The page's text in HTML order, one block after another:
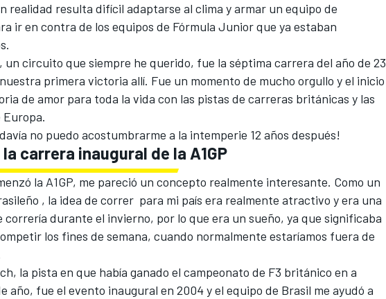
realidad resulta difícil adaptarse al clima y armar un equipo de
ir en contra de los equipos de Fórmula Junior que ya estaban
un circuito que siempre he querido, fue la séptima carrera del año de 23
primera victoria allí. Fue un momento de mucho orgullo y el inicio
de amor para toda la vida con las pistas de carreras británicas y las
no puedo acostumbrarme a la intemperie 12 años después!
la carrera inaugural de la A1GP
la A1GP, me pareció un concepto realmente interesante. Como un
, la idea de correr para mi país era realmente atractivo y era una
correría durante el invierno, por lo que era un sueño, ya que significaba
los fines de semana, cuando normalmente estaríamos fuera de
la pista en que había ganado el campeonato de F3 británico en a
año, fue el evento inaugural en 2004 y el equipo de Brasil me ayudó a